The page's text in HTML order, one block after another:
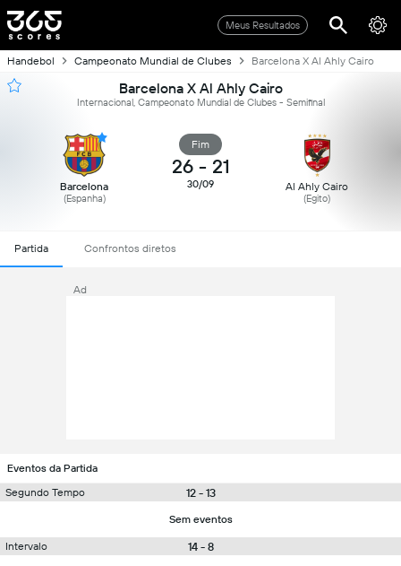
Meus Resultados
Handebol Campeonato Mundial de Clubes Barcelona X Al Ahly Cairo
Barcelona X Al Ahly Cairo
Internacional, Campeonato Mundial de Clubes - Semifinal
Barcelona
(Espanha)
Fim
26 - 21
30/09 Al Ahly Cairo
(Egito)
Partida Confrontos diretos
Ad
Eventos da Partida
Segundo Tempo
12 - 13
Sem eventos
Intervalo 14 - 8